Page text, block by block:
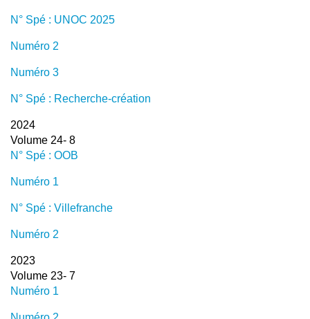
N° Spé : UNOC 2025
Numéro 2
Numéro 3
N° Spé : Recherche-création
2024
Volume 24- 8
N° Spé : OOB
Numéro 1
N° Spé : Villefranche
Numéro 2
2023
Volume 23- 7
Numéro 1